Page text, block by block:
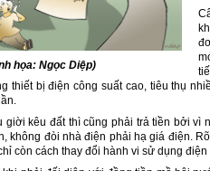
họa: Ngọc Diệp)
thiết bị điện công suất cao, tiêu thụ
giời kêu đất thì cũng phải trả tiền bởi
không đòi nhà điện phải hạ giá điện.
còn cách thay đổi hành vi sử dụng